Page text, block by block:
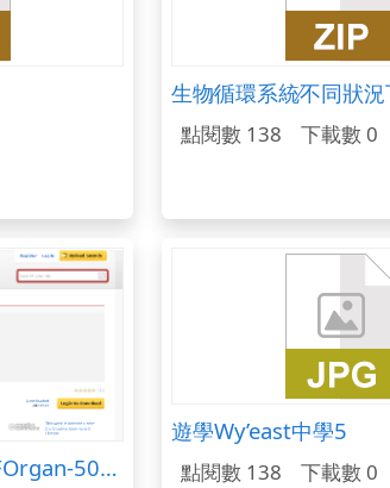
點閱數 138 下載數 0
Freesound聲音庫：LFOrgan-502-Eater.wav
遊學Wy’east中學5
點閱數 138 下載數 0